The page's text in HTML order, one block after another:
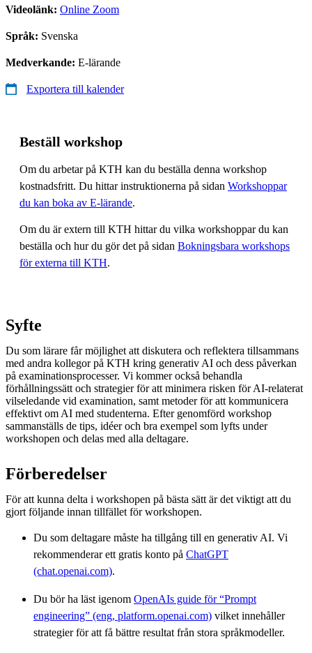
Videolänk: Online Zoom
Språk: Svenska
Medverkande: E-lärande
Exportera till kalender
Beställ workshop
Om du arbetar på KTH kan du beställa denna workshop
kostnadsfritt. Du hittar instruktionerna på sidan Workshoppar
du kan boka av E-lärande.
Om du är extern till KTH hittar du vilka workshoppar du kan
beställa och hur du gör det på sidan Bokningsbara workshops
för externa till KTH.
Syfte
Du som lärare får möjlighet att diskutera och reflektera tillsammans
med andra kollegor på KTH kring generativ AI och dess påverkan
på examinationsprocesser. Vi kommer också behandla
förhållningssätt och strategier för att minimera risken för AI-relaterat
vilseledande vid examination, samt metoder för att kommunicera
effektivt om AI med studenterna. Efter genomförd workshop
sammanställs de tips, idéer och bra exempel som lyfts under
workshopen och delas med alla deltagare.
Förberedelser
För att kunna delta i workshopen på bästa sätt är det viktigt att du
gjort följande innan tillfället för workshopen.
Du som deltagare måste ha tillgång till en generativ AI. Vi
rekommenderar ett gratis konto på ChatGPT
(chat.openai.com).
Du bör ha läst igenom OpenAIs guide för “Prompt
engineering” (eng, platform.openai.com) vilket innehåller
strategier för att få bättre resultat från stora språkmodeller.